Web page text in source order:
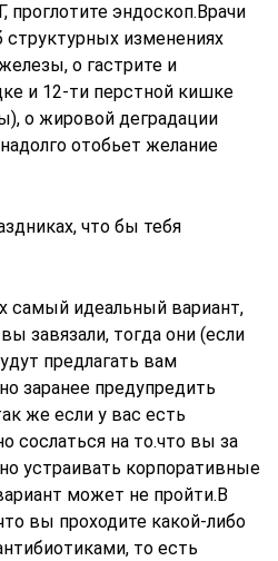
проглотите эндоскоп.Врачи
изменениях
о гастрите и
и 12-ти перстной кишке
о жировой деградации
отобьет желание
что бы тебя
самый идеальный вариант,
завязали, тогда они (если
предлагать вам
заранее предупредить
же если у вас есть
сослаться на то.что вы за
устраивать корпоративные
может не пройти.В
вы проходите какой-либо
то есть